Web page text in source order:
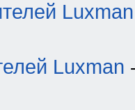
Luxman
Luxman